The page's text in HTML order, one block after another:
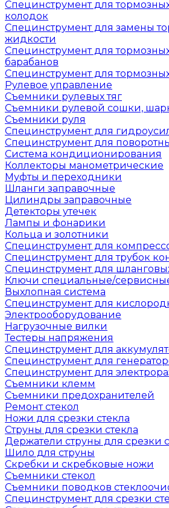
Специнструмент для
колодок
Специнструмент для замены
жидкости
Специнструмент для
барабанов
Специнструмент для
Рулевое управление
Съемники рулевых тяг
Съемники рулевой сошки,
Съемники руля
Специнструмент для
Специнструмент для
Система кондиционирования
Коллекторы манометрические
Муфты и переходники
Шланги заправочные
Цилиндры заправочные
Детекторы утечек
Лампы и фонарики
Кольца и золотники
Специнструмент для
Специнструмент для трубок
Специнструмент для
Ключи специальные/
Выхлопная система
Специнструмент для
Электрооборудование
Нагрузочные вилки
Тестеры напряжения
Специнструмент для
Специнструмент для
Специнструмент для
Съемники клемм
Съемники предохранителей
Ремонт стекол
Ножи для срезки стекла
Струны для срезки стекла
Держатели струны для срезки
Шило для струны
Скребки и скребковые ножи
Съемники стекол
Съемники поводков
Специнструмент для срезки